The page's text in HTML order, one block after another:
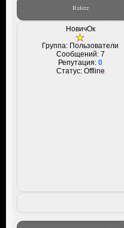
Rulezz
НовичОк
Группа: Пользователи
Сообщений: 7
Репутация: 0
Статус: Offline